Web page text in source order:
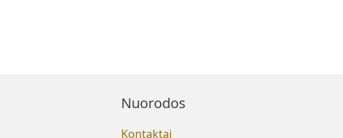
Nuorodos
Kontaktai